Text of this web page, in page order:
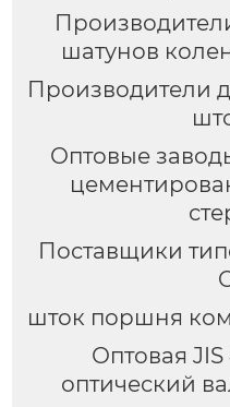
шатунов
Производители
Оптовые
Поставщики
шток поршня
Оптовая
оптический